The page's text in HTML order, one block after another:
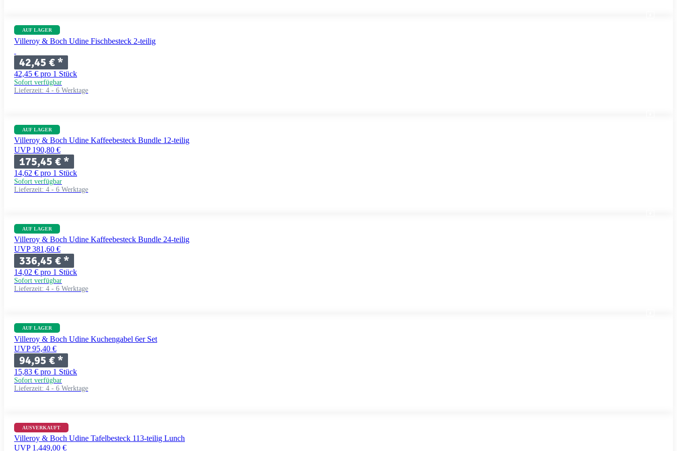
AUF LAGER
Villeroy & Boch Udine Fischbesteck 2-teilig
42,45 € *
42,45 € pro 1 Stück
Sofort verfügbar
Lieferzeit: 4 - 6 Werktage
AUF LAGER
Villeroy & Boch Udine Kaffeebesteck Bundle 12-teilig
UVP 190,80 €
175,45 € *
14,62 € pro 1 Stück
Sofort verfügbar
Lieferzeit: 4 - 6 Werktage
AUF LAGER
Villeroy & Boch Udine Kaffeebesteck Bundle 24-teilig
UVP 381,60 €
336,45 € *
14,02 € pro 1 Stück
Sofort verfügbar
Lieferzeit: 4 - 6 Werktage
AUF LAGER
Villeroy & Boch Udine Kuchengabel 6er Set
UVP 95,40 €
94,95 € *
15,83 € pro 1 Stück
Sofort verfügbar
Lieferzeit: 4 - 6 Werktage
AUSVERKAUFT
Villeroy & Boch Udine Tafelbesteck 113-teilig Lunch
UVP 1.449,00 €